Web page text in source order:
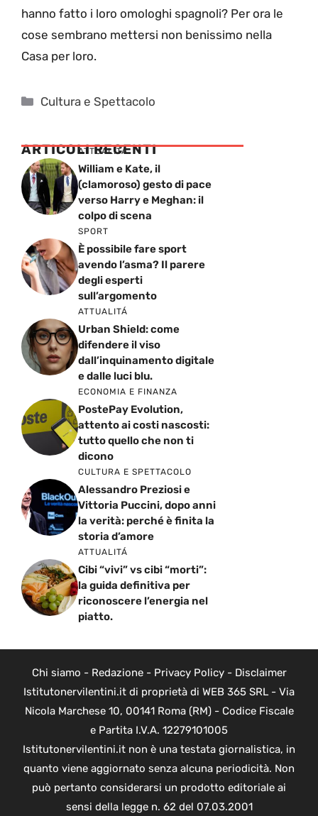
hanno fatto i loro omologhi spagnoli? Per ora le
cose sembrano mettersi non benissimo nella
Casa per loro.
Categorie
Cultura e Spettacolo
ARTICOLI RECENTI
ATTUALITÁ
William e Kate, il
(clamoroso) gesto di pace
verso Harry e Meghan: il
colpo di scena
SPORT
È possibile fare sport
avendo l’asma? Il parere
degli esperti
sull’argomento
ATTUALITÁ
Urban Shield: come
difendere il viso
dall’inquinamento digitale
e dalle luci blu.
ECONOMIA E FINANZA
PostePay Evolution,
attento ai costi nascosti:
tutto quello che non ti
dicono
CULTURA E SPETTACOLO
Alessandro Preziosi e
Vittoria Puccini, dopo anni
la verità: perché è finita la
storia d’amore
ATTUALITÁ
Cibi “vivi” vs cibi “morti”:
la guida definitiva per
riconoscere l’energia nel
piatto.
Chi siamo - Redazione- Privacy Policy- Disclaimer
Istitutonervilentini.it di proprietà di WEB 365 SRL - Via
Nicola Marchese 10, 00141 Roma (RM) - Codice Fiscale
e Partita I.V.A. 12279101005
Istitutonervilentini.it non è una testata giornalistica, in
quanto viene aggiornato senza alcuna periodicità. Non
può pertanto considerarsi un prodotto editoriale ai
sensi della legge n. 62 del 07.03.2001